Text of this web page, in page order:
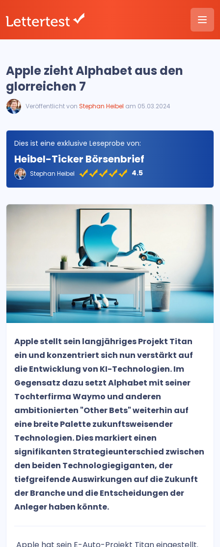
Apple zieht Alphabet aus den
glorreichen 7
Veröffentlicht von Stephan Heibel am 05.03.2024
Dies ist eine exklusive Leseprobe von:
Heibel-Ticker Börsenbrief
Stephan Heibel 4.5
Apple stellt sein langjähriges Projekt Titan
ein und konzentriert sich nun verstärkt auf
die Entwicklung von KI-Technologien. Im
Gegensatz dazu setzt Alphabet mit seiner
Tochterfirma Waymo und anderen
ambitionierten "Other Bets" weiterhin auf
eine breite Palette zukunftsweisender
Technologien. Dies markiert einen
signifikanten Strategieunterschied zwischen
den beiden Technologiegiganten, der
tiefgreifende Auswirkungen auf die Zukunft
der Branche und die Entscheidungen der
Anleger haben könnte.
Apple hat sein E-Auto-Projekt Titan eingestellt.